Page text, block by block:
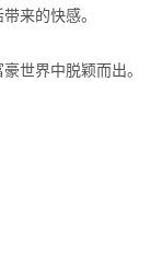
来的快感。
世界中脱颖而出。